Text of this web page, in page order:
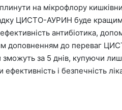
на мікрофлору
ЦИСТО-АУРИН буде
антибіотика,
доповненням до переваг
за 5 днів, купуючи
і безпечність